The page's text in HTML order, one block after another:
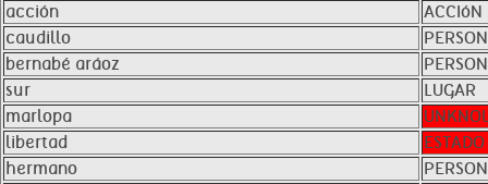
acción
ACCIóN
caudillo
bernabé aráoz
sur
LUGAR
marlopa
libertad
ESTADO
hermano